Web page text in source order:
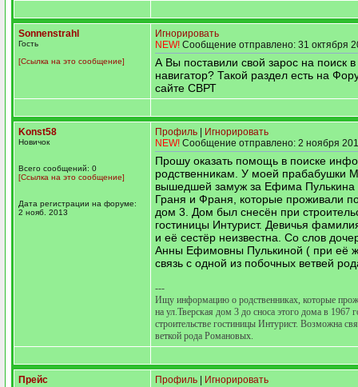
Sonnenstrahl
Гость
[Ссылка на это сообщение]
Игнорировать
NEW! Сообщение отправлено: 31 октября
А Вы поставили свой зарос на поиск
навигатор? Такой раздел есть на
сайте СВРТ
Konst58
Новичок
Всего сообщений: 0
[Ссылка на это сообщение]
Дата регистрации на форуме:
2 нояб. 2013
Профиль
Игнорировать
NEW! Сообщение отправлено: 2 ноября
Прошу оказать помощь в поиске
родственникам. У моей прабабушки
вышедшей замуж за Ефима Пулькина
Граня и Франя, которые проживали
дом 3. Дом был снесён при
гостиницы Интурист. Девичья
и её сестёр неизвестна. Со слов
Анны Ефимовны Пулькиной ( при её
связь с одной из побочных ветвей
---
Ищу информацию о родственниках, которые
на ул.Тверская дом 3 до сноса этого дома в 1967
строительстве гостиницы Интурист. Возможна
веткой рода Романовых.
Прейс Профиль
Игнорировать